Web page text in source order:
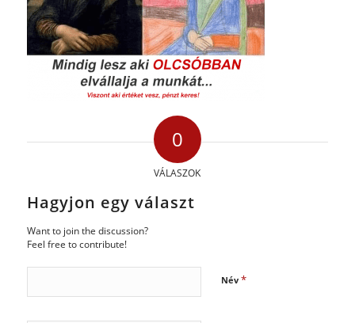
0
VÁLASZOK
Hagyjon egy választ
Want to join the discussion?
Feel free to contribute!
Név *